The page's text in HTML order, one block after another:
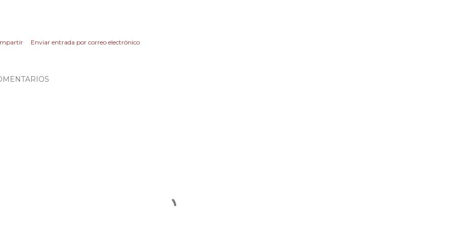
Enviar entrada por correo electrónico